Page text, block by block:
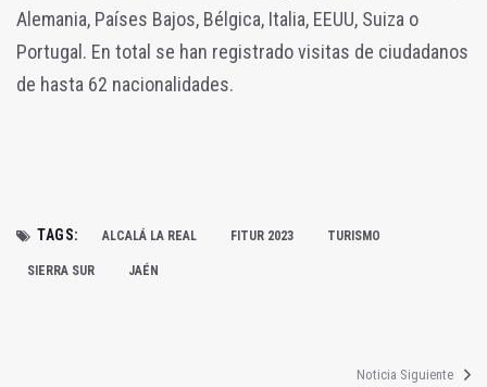
Alemania, Países Bajos, Bélgica, Italia, EEUU, Suiza o
Portugal. En total se han registrado visitas de ciudadanos
de hasta 62 nacionalidades.
TAGS: ALCALÁ LA REAL FITUR 2023 TURISMO
SIERRA SUR JAÉN
Noticia Siguiente